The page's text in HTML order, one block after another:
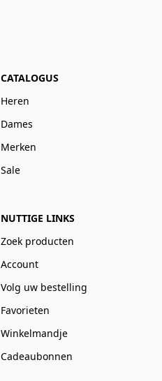
CATALOGUS
Heren
Dames
Merken
Sale
NUTTIGE LINKS
Zoek producten
Account
Volg uw bestelling
Favorieten
Winkelmandje
Cadeaubonnen